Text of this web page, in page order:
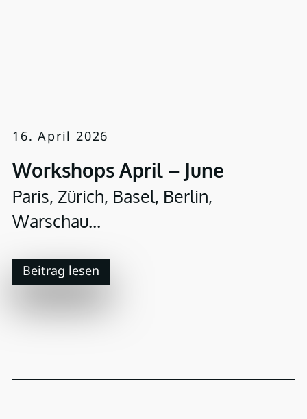
16. April 2026
Workshops April – June
Paris, Zürich, Basel, Berlin,
Warschau...
Beitrag lesen